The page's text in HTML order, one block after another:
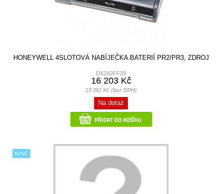
HONEYWELL 4SLOTOVÁ NABÍJEČKA BATERIÍ PR2/PR3, ZDROJ
DX2A2FF20
16 203 Kč
13 391 Kč (bez DPH)
Na dotaz
NOVÉ